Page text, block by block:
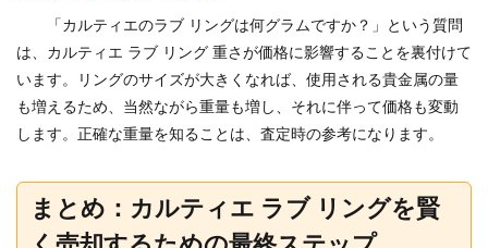
「カルティエのラブ リングは何グラムですか？」という質問
は、カルティエ ラブ リング 重さが価格に影響することを裏付けて
います。リングのサイズが大きくなれば、使用される貴金属の量
も増えるため、当然ながら重量も増し、それに伴って価格も変動
します。正確な重量を知ることは、査定時の参考になります。
まとめ：カルティエ ラブ リングを賢